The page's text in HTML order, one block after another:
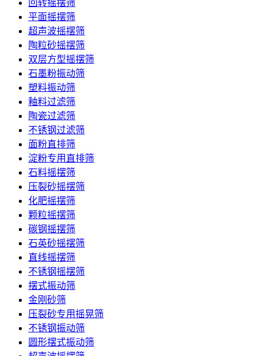
回转摇摆筛
平面摇摆筛
超声波摇摆筛
陶粒砂摇摆筛
双层方型摇摆筛
石墨粉振动筛
塑料振动筛
釉料过滤筛
陶瓷过滤筛
不锈钢过滤筛
面粉直排筛
淀粉专用直排筛
石料摇摆筛
压裂砂摇摆筛
化肥摇摆筛
颗粒摇摆筛
碳钢摇摆筛
石英砂摇摆筛
直线摇摆筛
不锈钢摇摆筛
摆式振动筛
金刚砂筛
压裂砂专用摇晃筛
不锈钢振动筛
圆形摆式振动筛